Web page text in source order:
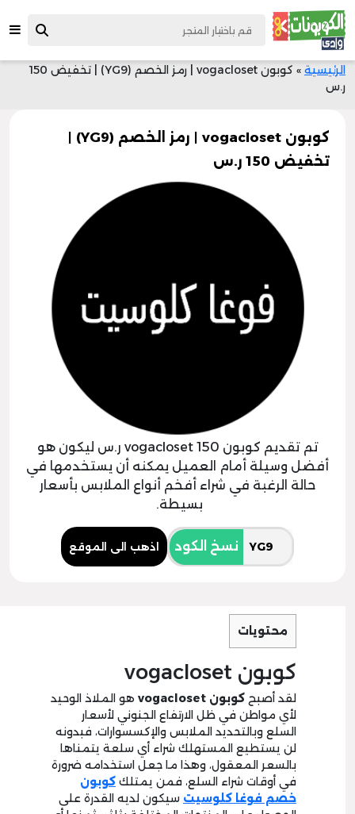
الرئيسية »
كوبون vogacloset | رمز الخصم (YG9) | تخفيض 150
ر.س
كوبون vogacloset | رمز الخصم (YG9) |
تخفيض 150 ر.س
تم تقديم كوبون vogacloset 150 ر.س ليكون هو
أفضل وسيلة أمام العميل يمكنه أن يستخدمها في
حالة الرغبة في شراء أفخم أنواع الملابس بأسعار
بسيطة.
نسخ الكود اذهب الى الموقع
محتويات
كوبون vogacloset
لقد أصبح كوبون vogacloset
هو الملاذ الوحيد
لأي مواطن في ظل الارتفاع الجنوني لأسعار
السلع وبالتحديد الملابس والإكسسوارات، فبدونه
لن يستطيع المستهلك شراء أي سلعة يتمناها
بالسعر المعقول، وهذا ما جعل استخدامه ضرورة
في أوقات شراء السلع، فمن يمتلك كوبون
خصم فوغا كلوسيت سيكون لديه القدرة على